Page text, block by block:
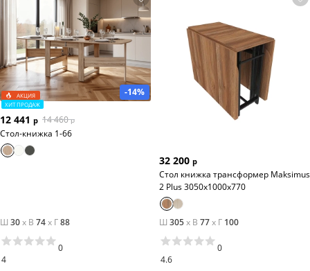
-14%
АКЦИЯ
ХИТ ПРОДАЖ
12 441 р 14 460 р
Стол-книжка 1-66
Ш 30x В 74x Г88
4
0
32 200 р
Стол книжка трансформер Maksimus
2 Plus 3050х1000х770
Ш 305x В 77x Г 100
4.6
0